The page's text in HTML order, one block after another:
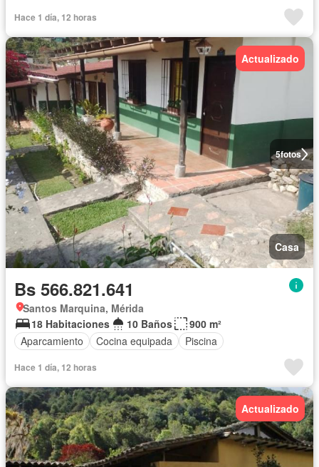
Hace 1 día, 12 horas
5fotos
Actualizado
Casa
Bs 566.821.641
Santos Marquina, Mérida
18 Habitaciones
10 Baños
900 m²
Aparcamiento
Cocina equipada Piscina
Hace 1 día, 12 horas
Actualizado